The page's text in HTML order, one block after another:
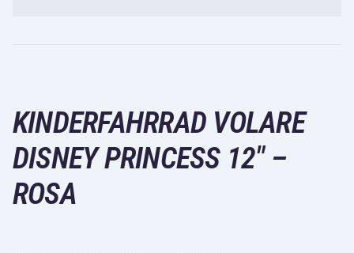
KINDERFAHRRAD VOLARE
DISNEY PRINCESS 12" –
ROSA